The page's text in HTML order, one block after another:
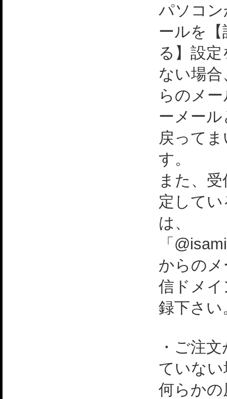
パソコ
ールを【
る】設
ない場
らのメ
ーメー
戻って
す。
また、
定して
は、
「
からの
信ドメ
録下さい
・ご注
ていない
何らか